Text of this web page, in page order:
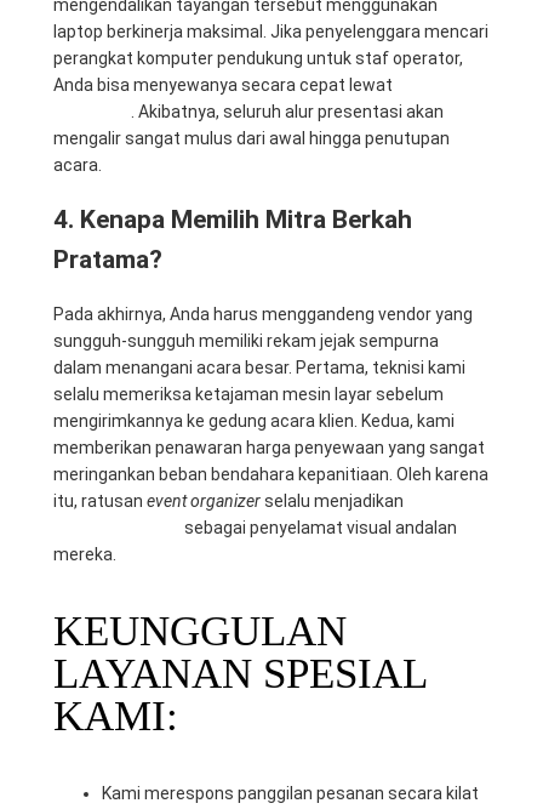
mengendalikan tayangan tersebut menggunakan
laptop berkinerja maksimal. Jika penyelenggara mencari
perangkat komputer pendukung untuk staf operator,
Anda bisa menyewanya secara cepat lewat
. Akibatnya, seluruh alur presentasi akan
mengalir sangat mulus dari awal hingga penutupan
acara.
4. Kenapa Memilih Mitra Berkah
Pratama?
Pada akhirnya, Anda harus menggandeng vendor yang
sungguh-sungguh memiliki rekam jejak sempurna
dalam menangani acara besar. Pertama, teknisi kami
selalu memeriksa ketajaman mesin layar sebelum
mengirimkannya ke gedung acara klien. Kedua, kami
memberikan penawaran harga penyewaan yang sangat
meringankan beban bendahara kepanitiaan. Oleh karena
itu, ratusan event organizerselalu menjadikan
sebagai penyelamat visual andalan
mereka.
KEUNGGULAN
LAYANAN SPESIAL
KAMI:
Kami merespons panggilan pesanan secara kilat